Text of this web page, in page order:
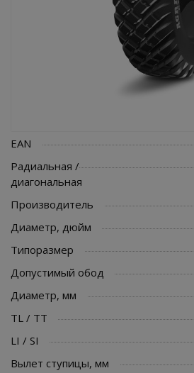
EAN
Радиальная /
диагональная
Производитель
Диаметр, дюйм
Типоразмер
Допустимый обод
Диаметр, мм
TL / TT
LI / SI
Вылет ступицы, мм